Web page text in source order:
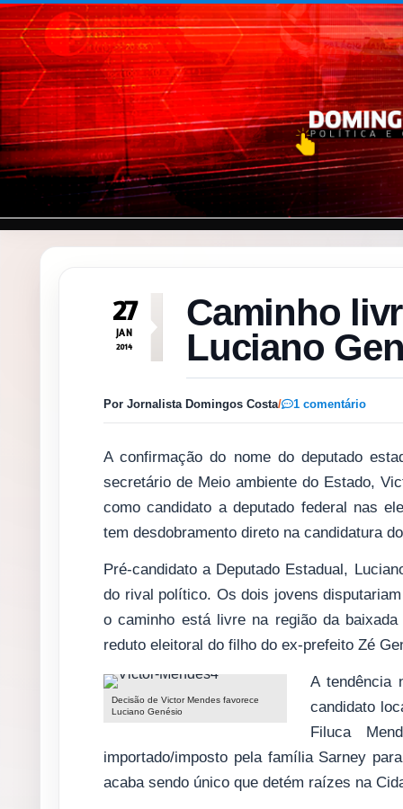
Pular para o conteúdo
27
JAN
2014
Caminho
Luciano
Por Jornalista Domingos Costa/ 1 comentário
A confirmação do nome do deputado
secretário de Meio ambiente do Estado,
como candidato a deputado federal nas
tem desdobramento direto na candidatura
Pré-candidato a Deputado Estadual,
do rival político. Os dois jovens
o caminho está livre na região da
reduto eleitoral do filho do ex-prefeito Zé
Decisão de Victor Mendes favorece
Luciano Genésio
A tendência
candidato
Filuca
importado/imposto pela família Sarney
acaba sendo único que detém raízes na